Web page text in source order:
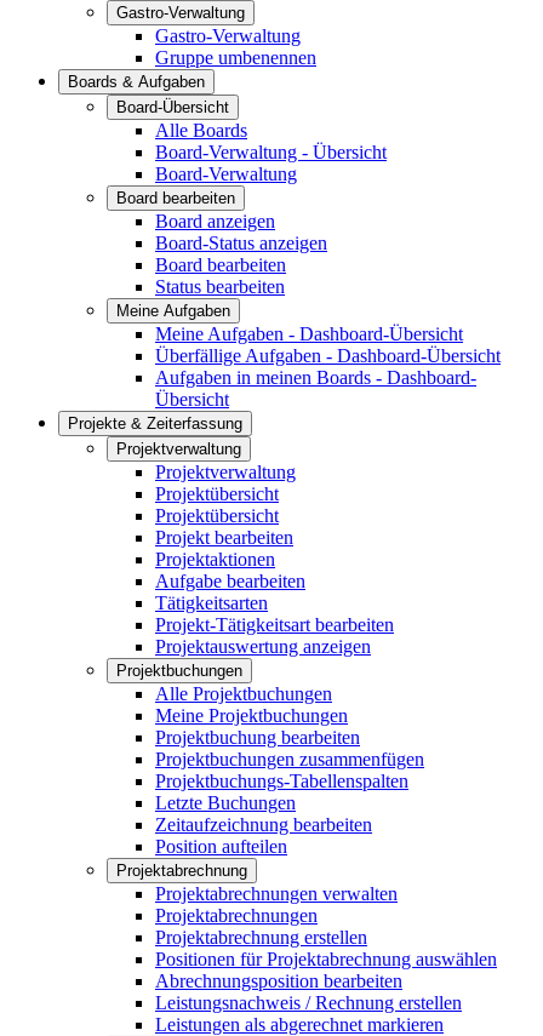
Gastro-Verwaltung
Gastro-Verwaltung
Gruppe umbenennen
Boards & Aufgaben
Board-Übersicht
Alle Boards
Board-Verwaltung - Übersicht
Board-Verwaltung
Board bearbeiten
Board anzeigen
Board-Status anzeigen
Board bearbeiten
Status bearbeiten
Meine Aufgaben
Meine Aufgaben - Dashboard-Übersicht
Überfällige Aufgaben - Dashboard-Übersicht
Aufgaben in meinen Boards - Dashboard-
Übersicht
Projekte & Zeiterfassung
Projektverwaltung
Projektverwaltung
Projektübersicht
Projektübersicht
Projekt bearbeiten
Projektaktionen
Aufgabe bearbeiten
Tätigkeitsarten
Projekt-Tätigkeitsart bearbeiten
Projektauswertung anzeigen
Projektbuchungen
Alle Projektbuchungen
Meine Projektbuchungen
Projektbuchung bearbeiten
Projektbuchungen zusammenfügen
Projektbuchungs-Tabellenspalten
Letzte Buchungen
Zeitaufzeichnung bearbeiten
Position aufteilen
Projektabrechnung
Projektabrechnungen verwalten
Projektabrechnungen
Projektabrechnung erstellen
Positionen für Projektabrechnung auswählen
Abrechnungsposition bearbeiten
Leistungsnachweis / Rechnung erstellen
Leistungen als abgerechnet markieren